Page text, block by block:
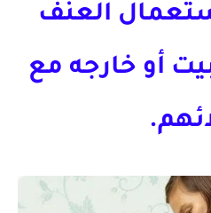
العنف
أو خارجه مع